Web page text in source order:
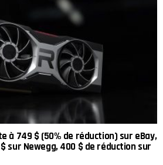
à 749 $ (50% de réduction) sur eBay,
$ sur Newegg, 400 $ de réduction sur